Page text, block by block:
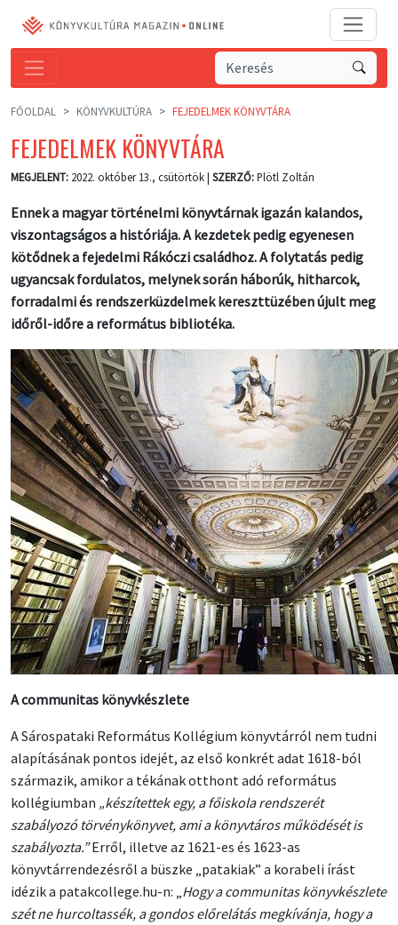
FŐOLDAL KÖNYVKULTÚRA FEJEDELMEK KÖNYVTÁRA
FEJEDELMEK KÖNYVTÁRA
MEGJELENT: 2022. október 13., csütörtök | SZERZŐ:Plötl Zoltán
Ennek a magyar történelmi könyvtárnak igazán kalandos,
viszontagságos a históriája. A kezdetek pedig egyenesen
kötődnek a fejedelmi Rákóczi családhoz. A folytatás pedig
ugyancsak fordulatos, melynek során háborúk, hitharcok,
forradalmi és rendszerküzdelmek kereszttüzében újult meg
időről-időre a református bibliotéka.
A communitas könyvkészlete
A Sárospataki Református Kollégium könyvtárról nem tudni
alapításának pontos idejét, az első konkrét adat 1618-ból
származik, amikor a tékának otthont adó református
kollégiumban „készítettek egy, a főiskola rendszerét
szabályozó törvénykönyvet, ami a könyvtáros működését is
szabályozta.”Erről, illetve az 1621-es és 1623-as
könyvtárrendezésről a büszke „patakiak” a korabeli írást
idézik a patakcollege.hu-n: „Hogy a communitas könyvkészlete
szét ne hurcoltassék, a gondos előrelátás megkívánja, hogy a